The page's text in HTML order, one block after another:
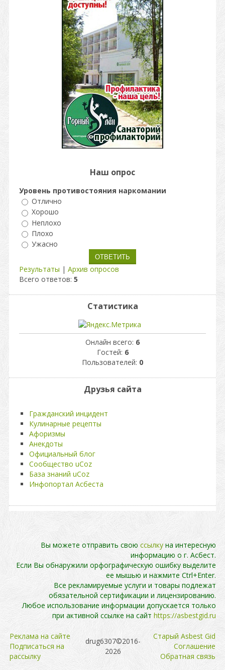
Наш опрос
Уровень противостояния наркомании
Отлично
Хорошо
Неплохо
Плохо
Ужасно
Результаты | Архив опросов
Всего ответов: 5
Статистика
Онлайн всего: 6
Гостей: 6
Пользователей: 0
Друзья сайта
Гражданский инцидент
Кулинарные рецепты
Афоризмы
Анекдоты
Официальный блог
Сообщество uCoz
База знаний uCoz
Инфопортал Асбеста
Вы можете отправить свою ссылку на интересную
информацию о г. Асбест.
Если Вы обнаружили орфографическую ошибку выделите
ее мышью и нажмите Ctrl+Enter.
Все рекламируемые услуги и товары подлежат
обязательной сертификации и лицензированию.
Любое использование информации допускается только
при активной ссылке на сайт https://asbestgid.ru
Реклама на сайте
Подписаться на
рассылку
drug6307©2016-
2026
Cтарый Asbest Gid
Cоглашение
Обратная связь